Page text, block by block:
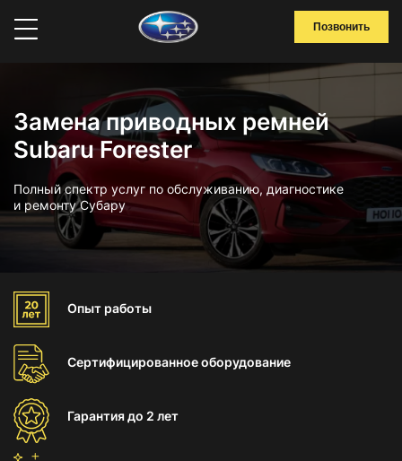
Позвонить
Замена приводных ремней
Subaru Forester
Полный спектр услуг по обслуживанию, диагностике
и ремонту Субару
Опыт работы
Сертифицированноеоборудование
Гарантиядо 2 лет